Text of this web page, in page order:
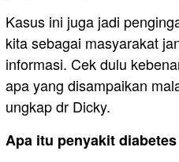
Kasus ini juga jadi
kita sebagai masyarakat
informasi. Cek dulu
apa yang disampaikan
ungkap dr Dicky.
Apa itu penyakit